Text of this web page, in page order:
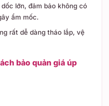
lớn, đảm bảo không có
ẩm mốc.
rất dễ dàng tháo lắp, vệ
bảo quản giá úp